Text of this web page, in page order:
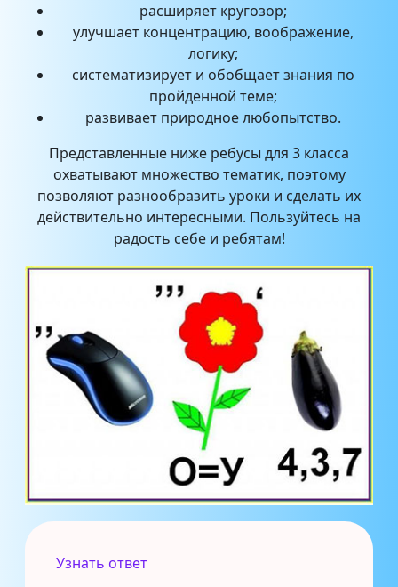
расширяет кругозор;
улучшает концентрацию, воображение,
логику;
систематизирует и обобщает знания по
пройденной теме;
развивает природное любопытство.
Представленные ниже ребусы для 3 класса
охватывают множество тематик, поэтому
позволяют разнообразить уроки и сделать их
действительно интересными. Пользуйтесь на
радость себе и ребятам!
Узнать ответ